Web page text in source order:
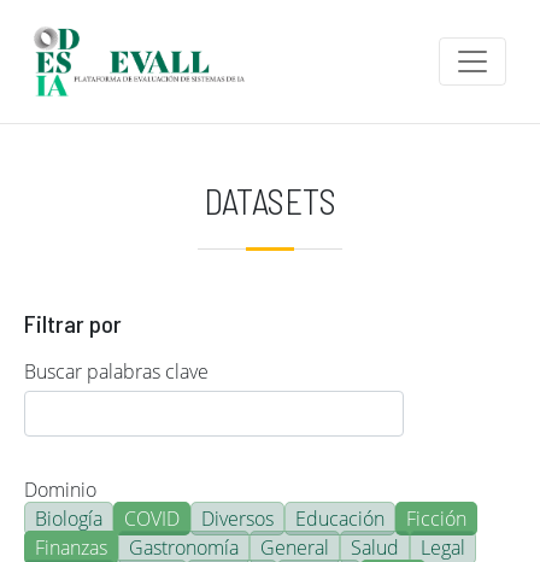
DATASETS
Filtrar por
Buscar palabras clave
Dominio
Biología
COVID Diversos Educación
Ficción
Finanzas
Gastronomía General Salud
Legal